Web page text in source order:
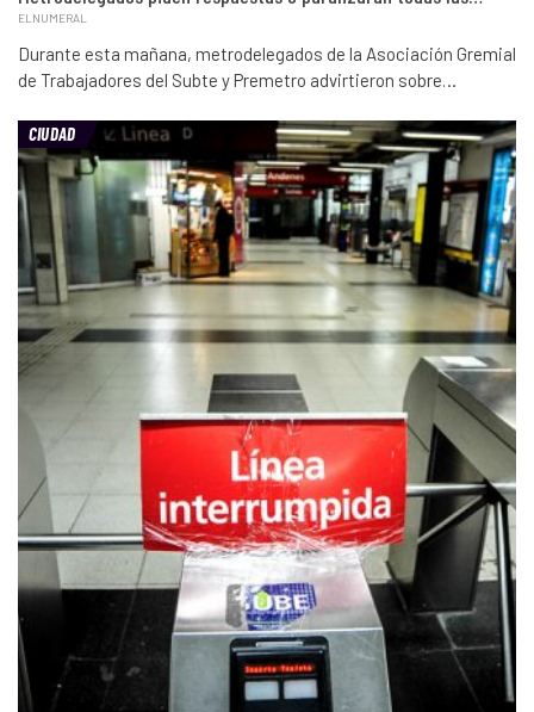
ELNUMERAL
Durante esta mañana, metrodelegados de la Asociación Gremial
de Trabajadores del Subte y Premetro advirtieron sobre…
CIUDAD